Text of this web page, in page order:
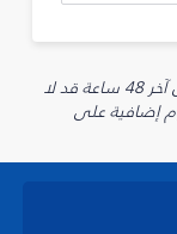
* تم الحصول على جميع الأسعار المعروضة خلال آخر 48 ساعة قد لا
إضافية على